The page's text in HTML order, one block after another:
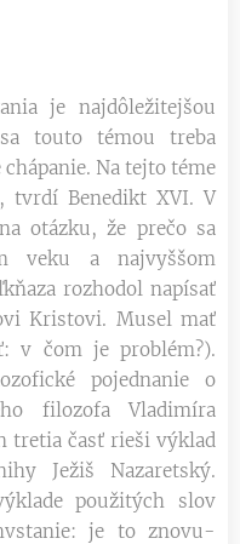
je najdôležitejšou
touto témou treba
Na tejto téme
tvrdí Benedikt XVI. V
otázku, že prečo sa
veku a najvyššom
rozhodol napísať
Kristovi. Musel mať
v čom je problém?).
pojednanie o
filozofa Vladimíra
tretia časť rieši výklad
Ježiš Nazaretský.
použitých slov
je to znovu-